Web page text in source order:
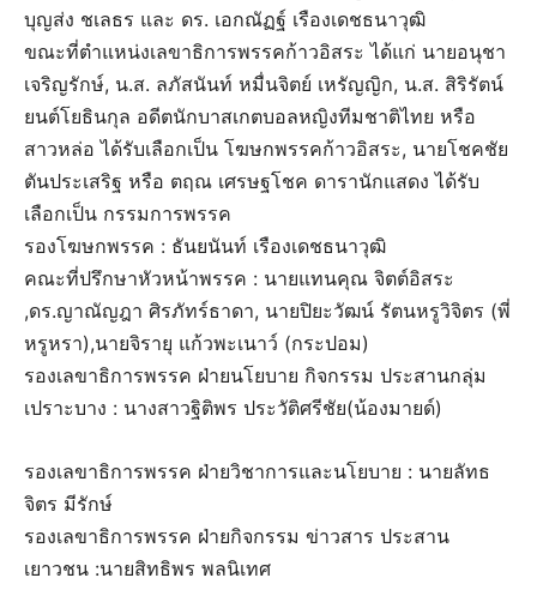
บุญส่ง ชเลธร และ ดร. เอกณัฏฐ์ เรืองเดชธนาวุฒิ
ขณะที่ตำแหน่งเลขาธิการพรรคก้าวอิสระ ได้แก่ นายอนุชา
เจริญรักษ์, น.ส. ลภัสนันท์ หมื่นจิตย์ เหรัญญิก, น.ส. สิริรัตน์
ยนต์โยธินกุล อดีตนักบาสเกตบอลหญิงทีมชาติไทย หรือ
สาวหล่อ ได้รับเลือกเป็น โฆษกพรรคก้าวอิสระ, นายโชคชัย
ตันประเสริฐ หรือ ตฤณ เศรษฐโชค ดารานักแสดง ได้รับ
เลือกเป็น กรรมการพรรค
รองโฆษกพรรค : ธันยนันท์ เรืองเดชธนาวุฒิ
คณะที่ปรึกษาหัวหน้าพรรค : นายแทนคุณ จิตต์อิสระ
,ดร.ญาณัญฎา ศิรภัทร์ธาดา, นายปิยะวัฒน์ รัตนหรูวิจิตร (พี่
หรูหรา),นายจิรายุ แก้วพะเนาว์ (กระปอม)
รองเลขาธิการพรรค ฝ่ายนโยบาย กิจกรรม ประสานกลุ่ม
เปราะบาง : นางสาวฐิติพร ประวัติศรีชัย(น้องมายด์)
รองเลขาธิการพรรค ฝ่ายวิชาการและนโยบาย : นายลัทธ
จิตร มีรักษ์
รองเลขาธิการพรรค ฝ่ายกิจกรรม ข่าวสาร ประสาน
เยาวชน :นายสิทธิพร พลนิเทศ